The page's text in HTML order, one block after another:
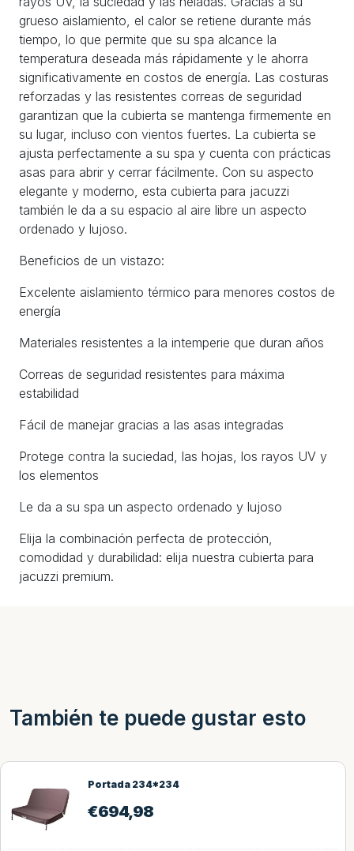
grueso aislamiento, el calor se retiene durante más
tiempo, lo que permite que su spa alcance la
temperatura deseada más rápidamente y le ahorra
significativamente en costos de energía. Las costuras
reforzadas y las resistentes correas de seguridad
garantizan que la cubierta se mantenga firmemente en
su lugar, incluso con vientos fuertes. La cubierta se
ajusta perfectamente a su spa y cuenta con prácticas
asas para abrir y cerrar fácilmente. Con su aspecto
elegante y moderno, esta cubierta para jacuzzi
también le da a su espacio al aire libre un aspecto
ordenado y lujoso.
Beneficios de un vistazo:
Excelente aislamiento térmico para menores costos de
energía
Materiales resistentes a la intemperie que duran años
Correas de seguridad resistentes para máxima
estabilidad
Fácil de manejar gracias a las asas integradas
Protege contra la suciedad, las hojas, los rayos UV y
los elementos
Le da a su spa un aspecto ordenado y lujoso
Elija la combinación perfecta de protección,
comodidad y durabilidad: elija nuestra cubierta para
jacuzzi premium.
También te puede gustar esto
Portada 234*234
€694,98